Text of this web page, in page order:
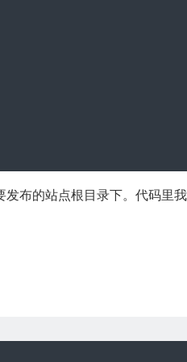
布的站点根目录下。代码里